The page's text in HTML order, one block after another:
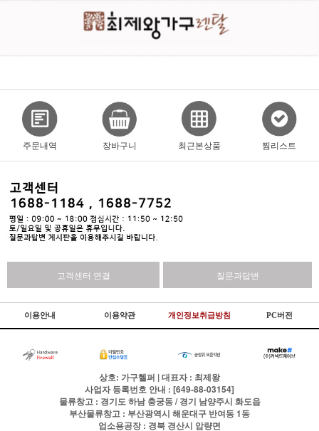
주문내역 장바구니 최근본상품 찜리스트
고객센터 연결 질문과답변
이용안내 이용약관 개인정보취급방침 PC버전
상호: 가구헬퍼 | 대표자 : 최제왕
사업자 등록번호 안내 : [649-88-03154]
물류창고 : 경기도 하남 충궁동 / 경기 남양주시 화도읍
부산물류창고 : 부산광역시 해운대구 반여동 1동
업소용공장 : 경북 경산시 압량면